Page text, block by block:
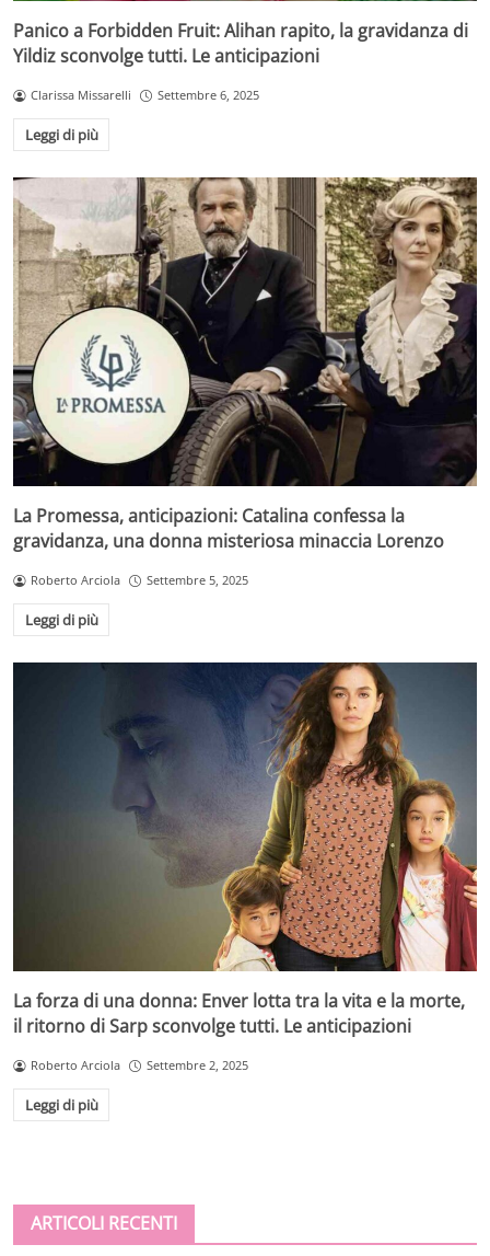
Panico a Forbidden Fruit: Alihan rapito, la gravidanza di
Yildiz sconvolge tutti. Le anticipazioni
Clarissa Missarelli Settembre 6, 2025
Leggi di più
La Promessa, anticipazioni: Catalina confessa la
gravidanza, una donna misteriosa minaccia Lorenzo
Roberto Arciola Settembre 5, 2025
Leggi di più
La forza di una donna: Enver lotta tra la vita e la morte,
il ritorno di Sarp sconvolge tutti. Le anticipazioni
Roberto Arciola Settembre 2, 2025
Leggi di più
ARTICOLI RECENTI